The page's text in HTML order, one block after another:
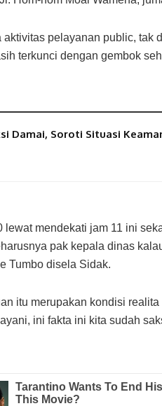
aktivitas pelayanan public,
terkunci dengan gembok
Damai, Soroti Situasi
lewat mendekati jam 11 ini
pak kepala dinas
Tumbo disela Sidak.
itu merupakan kondisi
ini fakta ini kita sudah